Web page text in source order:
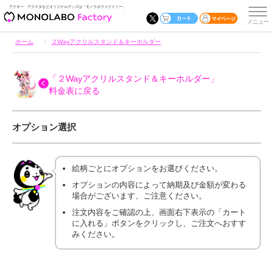
アクキー・アクスタなどオリジナルグッズは「モノラボファクトリー」
ホーム ２Wayアクリルスタンド＆キーホルダー
「２Wayアクリルスタンド＆キーホルダー」
料金表に戻る
オプション選択
絵柄ごとにオプションをお選びください。
オプションの内容によって納期及び金額が変わる
場合がございます、ご注意ください。
注文内容をご確認の上、画面右下表示の「カート
に入れる」ボタンをクリックし、ご注文へおすす
みください。